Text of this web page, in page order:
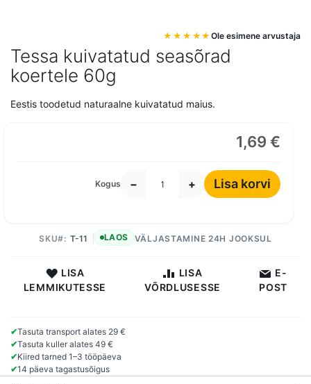
Tessa kuivatatud seasõrad
koertele 60g
Ole esimene arvustaja
Eestis toodetud naturaalne kuivatatud maius.
1,69 €
Kogus − + Lisa korvi
VÄLJASTAMINE 24H JOOKSUL
SKU T-11 LAOS
LISA
LEMMIKUTESSE
LISA
VÕRDLUSESSE
E-
POST
✔Tasuta transport alates 29 €
✔Tasuta kuller alates 49 €
✔Kiired tarned 1–3 tööpäeva
✔14 päeva tagastusõigus
pildigalerii
algusesse